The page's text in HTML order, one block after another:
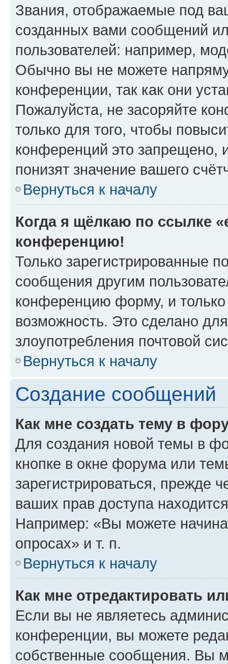
Звания, отображаемые под
созданных вами сообщений
пользователей: например,
Обычно вы не можете
конференции, так как они
Пожалуйста, не засоряйте
только для того, чтобы
конференций это запрещено,
понизят значение вашего
Вернуться к началу
Когда я щёлкаю по ссылке
конференцию!
Только зарегистрированные
сообщения другим
конференцию форму, и
возможность. Это сделано
злоупотребления почтовой
Вернуться к началу
Создание сообщений
Как мне создать тему в
Для создания новой темы в
кнопке в окне форума или
зарегистрироваться, прежде
ваших прав доступа
Например: «Вы можете
опросах» и т. п.
Вернуться к началу
Как мне отредактировать
Если вы не являетесь
конференции, вы можете
собственные сообщения. Вы